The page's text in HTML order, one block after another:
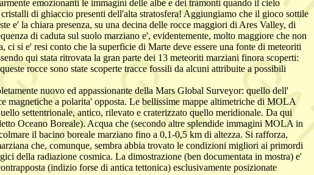
emozionanti le immagini delle albe e dei tramonti quando il cielo
di ghiaccio presenti dell'alta stratosfera! Aggiungiamo che il gioco sottile
e' la chiara presenza, su una decina delle rocce maggiori di Ares Valley, di
di caduta sul suolo marziano e', evidentemente, molto maggiore che non
ci si e' resi conto che la superficie di Marte deve essere una fonte di meteoriti
qui stata ritrovata la gran parte dei 13 meteoriti marziani finora scoperti:
rocce sono state scoperte tracce fossili da alcuni attribuite a possibili
nuovo ed appassionante della Mars Global Surveyor: quello dell'
a polarita' opposta. Le bellissime mappe altimetriche di MOLA
settentrionale, antico, rilevato e craterizzato quello meridionale. Da qui
Oceano Boreale). Acqua che (secondo altre splendide immagini MOLA in
il bacino boreale marziano fino a 0,1-0,5 km di altezza. Si rafforza,
che, comunque, sembra abbia trovato le condizioni migliori ai primordi
della radiazione cosmica. La dimostrazione (ben documentata in mostra) e'
(indizio forse di antica tettonica) esclusivamente posizionate